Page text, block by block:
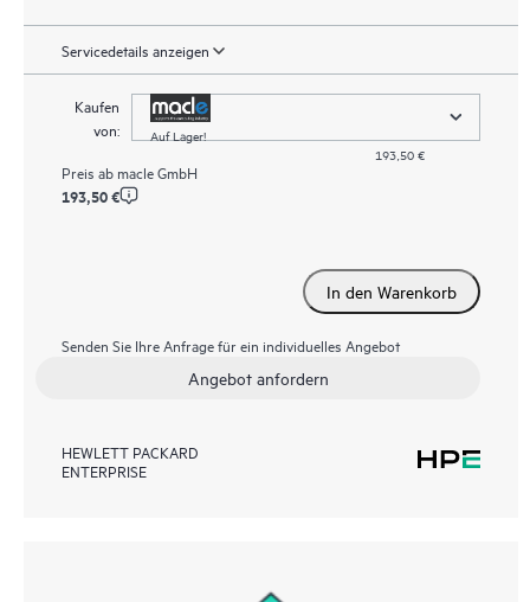
Servicedetails anzeigen
Kaufen
von:
Auf Lager!
193,50 €
Preis ab macle GmbH
193,50 €
In den Warenkorb
Senden Sie Ihre Anfrage für ein individuelles Angebot
Angebot anfordern
HEWLETT PACKARD
ENTERPRISE